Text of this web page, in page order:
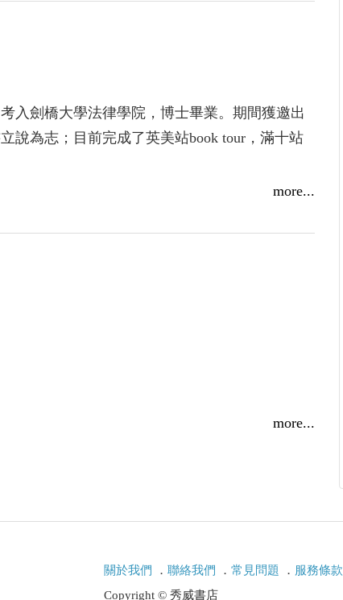
倒數逆鑽都會核心──驀然回首，有待破解的電
們一同跨界追尋時代難題的根源和解方。作
香港金像獎導演黃綺琳稱「直達電影內核的詮
展演了類狐狸型學者的駁雜多變」、藝術家黃
入劍橋大學法律學院，博士畢業。期間獲邀出
說為志；目前完成了英美站book tour，滿十站
人》、散文集等十數本，為提出「偽真論
又有其體系」，他樂見至少對了一半。閒時樂
more...
﹞
more...
關於我們 ． 聯絡我們 ． 常見問題 ． 服務條款
Copyright © 秀威書店